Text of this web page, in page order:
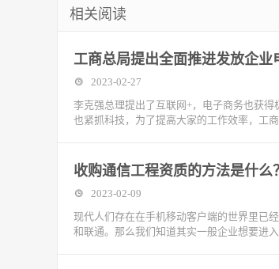
相关阅读
工商总局提出全面推进发放企业
2023-02-27
李克强总理提出了互联网+，电子商务也获
也紧抓科技，为了提高大家的工作效率，工
收购通信工程资质的方法是什么？
2023-02-09
现代人们存在在手机移动客户端的世界里已
和联通。那么我们知道其实一般企业想要进